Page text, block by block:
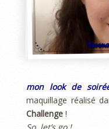
mon look de
maquillage réalisé
Challenge !
So, let’s go !